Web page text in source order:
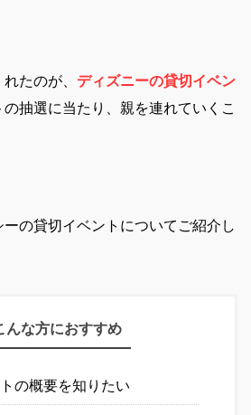
たのが、 ディズニーの貸切イベン
抽選に当たり、親を連れていくこ
の貸切イベントについてご紹介し
んな方におすすめ
の概要を知りたい